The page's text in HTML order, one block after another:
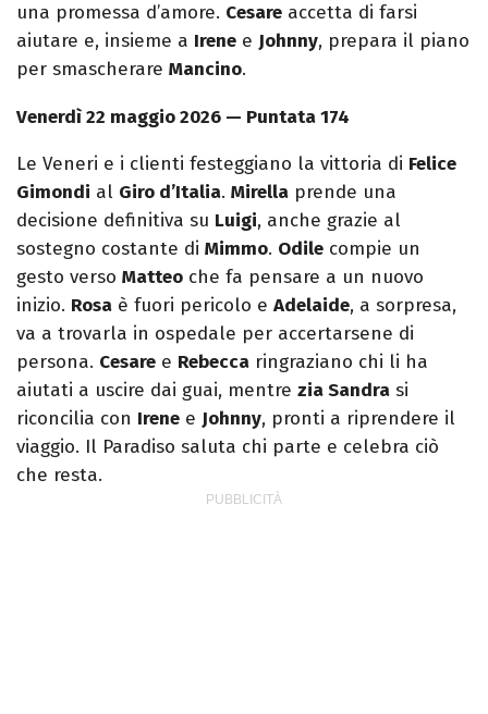
una promessa d’amore. Cesare accetta di farsi
aiutare e, insieme a Irene e Johnny, prepara il piano
per smascherare Mancino.
Venerdì 22 maggio 2026 — Puntata 174
Le Veneri e i clienti festeggiano la vittoria di Felice
Gimondi al Giro d’Italia. Mirella prende una
decisione definitiva su Luigi, anche grazie al
sostegno costante di Mimmo. Odile compie un
gesto verso Matteo che fa pensare a un nuovo
inizio. Rosa è fuori pericolo e Adelaide, a sorpresa,
va a trovarla in ospedale per accertarsene di
persona. Cesare e Rebecca ringraziano chi li ha
aiutati a uscire dai guai, mentre zia Sandra si
riconcilia con Irene e Johnny, pronti a riprendere il
viaggio. Il Paradiso saluta chi parte e celebra ciò
che resta.